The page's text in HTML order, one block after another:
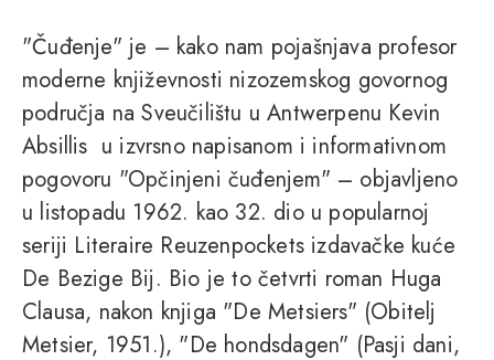
"Čuđenje" je – kako nam pojašnjava profesor
moderne književnosti nizozemskog govornog
područja na Sveučilištu u Antwerpenu Kevin
Absillis u izvrsno napisanom i informativnom
pogovoru "Opčinjeni čuđenjem" – objavljeno
u listopadu 1962. kao 32. dio u popularnoj
seriji Literaire Reuzenpockets izdavačke kuće
De Bezige Bij. Bio je to četvrti roman Huga
Clausa, nakon knjiga "De Metsiers" (Obitelj
Metsier, 1951.), "De hondsdagen" (Pasji dani,